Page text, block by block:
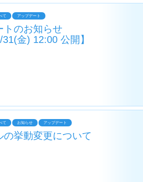
て アップデート
トのお知らせ
31(金) 12:00 公開】
て お知らせ アップデート
の挙動変更について